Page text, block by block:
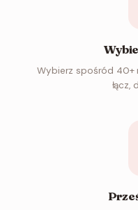
Wybierz spośród 40+
łącz,